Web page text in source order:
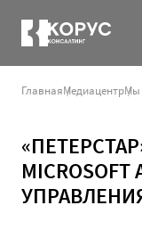
ГлавнаяМедиацентрМы
MICROSOFT